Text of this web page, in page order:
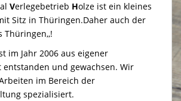
Verlegebetrieb Holze ist ein kleines
Sitz in Thüringen.Daher auch der
Thüringen,,!
im Jahr 2006 aus eigener
entstanden und gewachsen. Wir
im Bereich der
spezialisiert.